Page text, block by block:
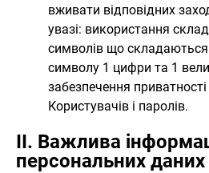
вживати відповідних
увазі: використання
символів що складаються
символу 1 цифри та 1
забезпечення приватності
Користувачів і паролів.
II. Важлива
персональних даних